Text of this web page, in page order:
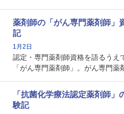
とから、救急認定薬剤師を目指す
増えているのではないでしょうか
な救急認定薬剤師の取得体験記を
す。
薬剤師の「がん専門薬剤師」
記
1月2日
認定・専門薬剤師資格を語るうえ
「がん専門薬剤師」。がん専門薬
関する資格として、2009年に発
剤師の専門性を活かして高度化す
貢献する姿は、今も病院薬剤師に
「抗菌化学療法認定薬剤師」
験記